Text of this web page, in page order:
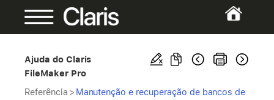
Ajuda do Claris
FileMaker Pro
Referência > Manutenção e recuperação de bancos de